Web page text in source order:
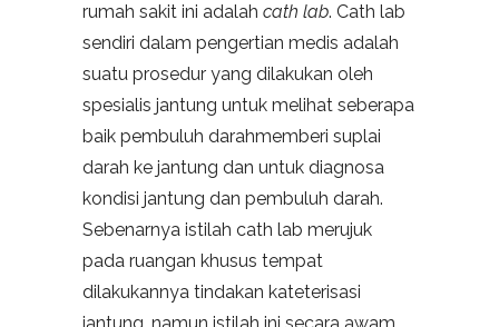
rumah sakit ini adalah cath lab. Cath lab
sendiri dalam pengertian medis adalah
suatu prosedur yang dilakukan oleh
spesialis jantung untuk melihat seberapa
baik pembuluh darahmemberi suplai
darah ke jantung dan untuk diagnosa
kondisi jantung dan pembuluh darah.
Sebenarnya istilah cath lab merujuk
pada ruangan khusus tempat
dilakukannya tindakan kateterisasi